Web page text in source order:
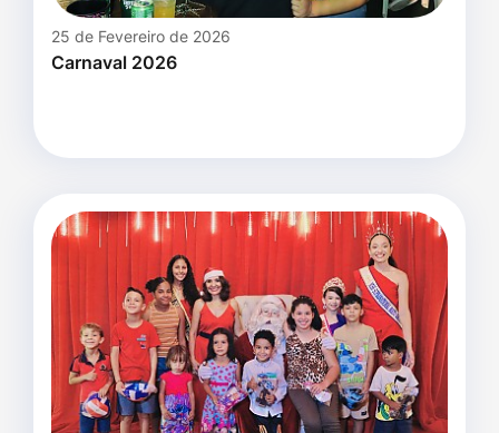
25 de Fevereiro de 2026
Carnaval 2026